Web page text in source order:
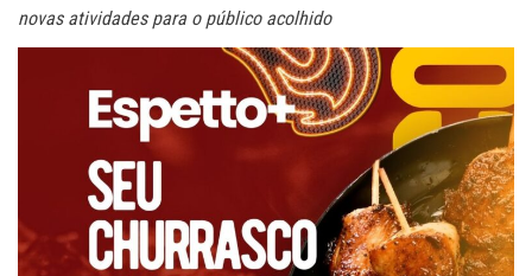
novas atividades para o público acolhido